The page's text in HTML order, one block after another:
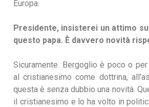
Europa.
Presidente, insisterei un attimo
questo papa. È davvero novità
Sicuramente. Bergoglio è poco o
al cristianesimo come dottrina,
questa è senza dubbio una novità.
il cristianesimo e lo ha volto in